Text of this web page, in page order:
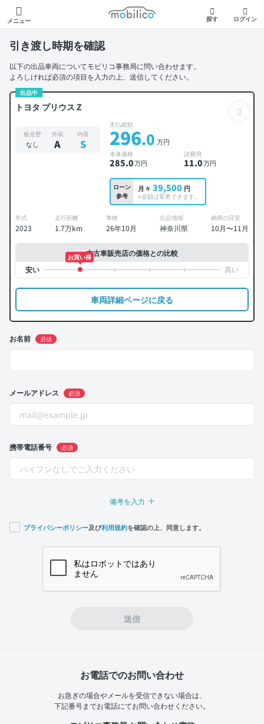
メニュー
モビリコ
探す ログイン
引き渡し時期を確認
以下の出品車両についてモビリコ事務局に問い合わせます。
よろしければ必須の項目を入力の上、送信してください。
出品中
トヨタ プリウス Z
板金歴
なし
外装
A
内装
S
支払総額
296.0 万円
本体価格
285.0万円
諸費用
11.0万円
ローン
参考
月々 39,500 円
※金額は変更できます。
年式
2023
走行距離
1.7万km
車検
26年10月
出品地域
神奈川県
納期の目安
10月〜11月
中古車販売店の価格との比較
お買い得
車両詳細ページに戻る
お名前 必須
メールアドレス 必須
携帯電話番号 必須
備考を入力
プライバシーポリシー及び利用規約を確認の上、同意します。
送信
お電話でのお問い合わせ
お急ぎの場合やメールを受信できない場合は、
下記番号までお電話にてお問い合わせください。